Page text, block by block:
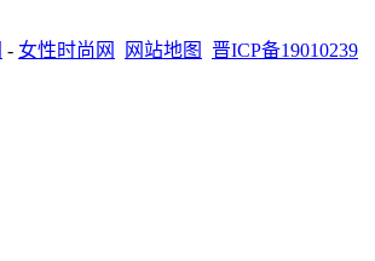
- 女性时尚网 网站地图
晋ICP备19010239